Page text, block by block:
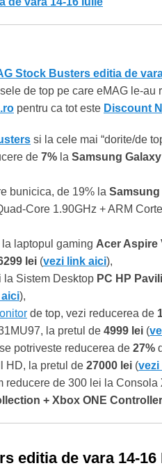
Stock Busters editia de
de top pe care eMAG le-
pentru ca tot este Discount
si la cele mai “dorite/de
de 7% la Samsung
bunicica, de 19% la Samsung
Core 1.90GHz + ARM
la laptopul gaming Acer Aspire
lei (vezi link aici),
la Sistem Desktop PC HP
),
de top, vezi reducerea de
la pretul de 4999 lei (
potriveste reducerea de 27%
HD, la pretul de 27000 lei (vezi
reducere de 300 lei la Consola
+ Xbox ONE Controller
editia de vara 14-16